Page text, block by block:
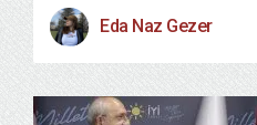
Eda Naz Gezer